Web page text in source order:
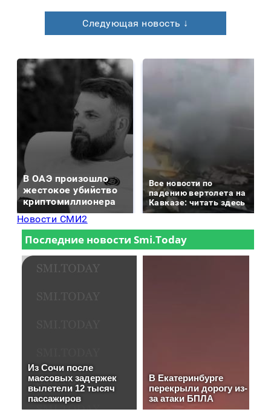
Следующая новость ↓
В ОАЭ произошло
жестокое убийство
криптомиллионера
Все новости по
падению вертолета на
Кавказе: читать здесь
Новости СМИ2